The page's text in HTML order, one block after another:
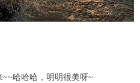
哈哈哈，明明很美呀~